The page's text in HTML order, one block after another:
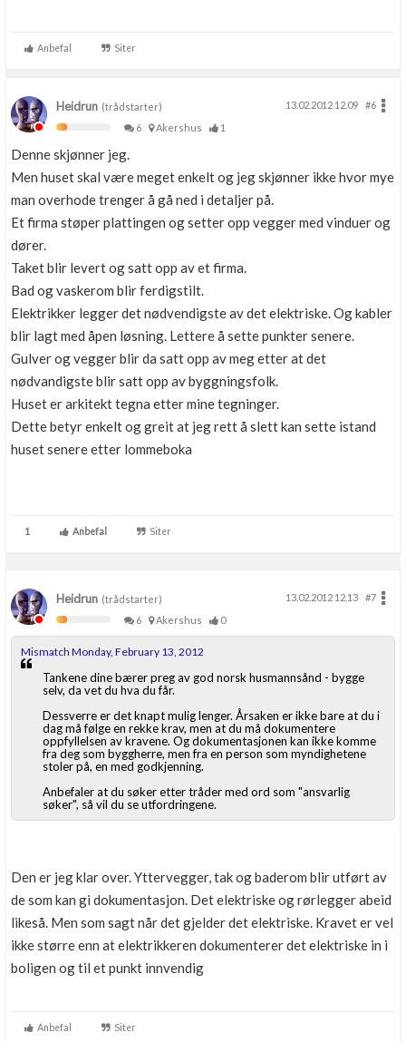
Anbefal Siter
Heidrun (trådstarter) 13.02.2012 12.09
#6
6
Akershus 1
Denne skjønner jeg.
Men huset skal være meget enkelt og jeg skjønner ikke hvor mye
man overhode trenger å gå ned i detaljer på.
Et firma støper plattingen og setter opp vegger med vinduer og
dører.
Taket blir levert og satt opp av et firma.
Bad og vaskerom blir ferdigstilt.
Elektrikker legger det nødvendigste av det elektriske. Og kabler
blir lagt med åpen løsning. Lettere å sette punkter senere.
Gulver og vegger blir da satt opp av meg etter at det
nødvandigste blir satt opp av byggningsfolk.
Huset er arkitekt tegna etter mine tegninger.
Dette betyr enkelt og greit at jeg rett å slett kan sette istand
huset senere etter lommeboka
1 Anbefal Siter
Heidrun (trådstarter) 13.02.2012 12.13
#7
6
Akershus 0
Mismatch Monday, February 13, 2012
Tankene dine bærer preg av god norsk husmannsånd - bygge
selv, da vet du hva du får.
Dessverre er det knapt mulig lenger. Årsaken er ikke bare at du i
dag må følge en rekke krav, men at du må dokumentere
oppfyllelsen av kravene. Og dokumentasjonen kan ikke komme
fra deg som byggherre, men fra en person som myndighetene
stoler på, en med godkjenning.
Anbefaler at du søker etter tråder med ord som "ansvarlig
søker", så vil du se utfordringene.
Den er jeg klar over. Yttervegger, tak og baderom blir utført av
de som kan gi dokumentasjon. Det elektriske og rørlegger abeid
likeså. Men som sagt når det gjelder det elektriske. Kravet er vel
ikke større enn at elektrikkeren dokumenterer det elektriske in i
boligen og til et punkt innvendig
Anbefal Siter